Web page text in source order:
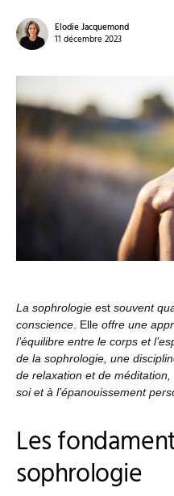
Elodie Jacquemond
11 décembre 2023
La sophrologie est souvent
conscience . Elle offre une
l’équilibre entre le corps et
de la sophrologie, une
de relaxation et de
soi et à l’épanouissement
Les
sophrologie